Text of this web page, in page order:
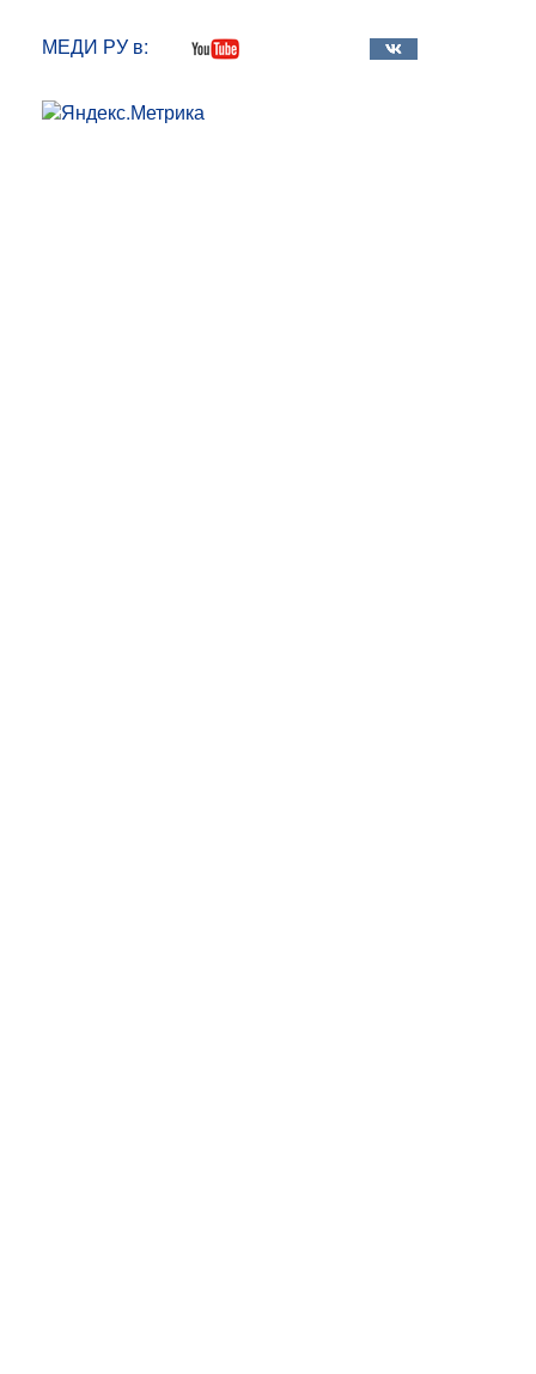
МЕДИ РУ в: